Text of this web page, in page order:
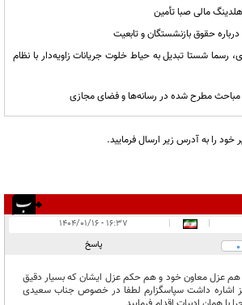
مالی صبا تأمین
رسما شستا تبدیل به حیاط خلوت جریانات زاویه‌دار با نظام
مباحث مطرح شده در رسانه‌ها و فضای مجازی
خود را به آدرس زیر ارسال فرمایید.
|
|
۱۶:۳۷ - ۱۴۰۴/۰۱/۱۶
0 پاسخ
هم عزل معاون خود و هم حکم عزل ایشان که بسیار دقیق
اشاره داشت سپاسگزارم لطفا در خصوص جناب سعیدی